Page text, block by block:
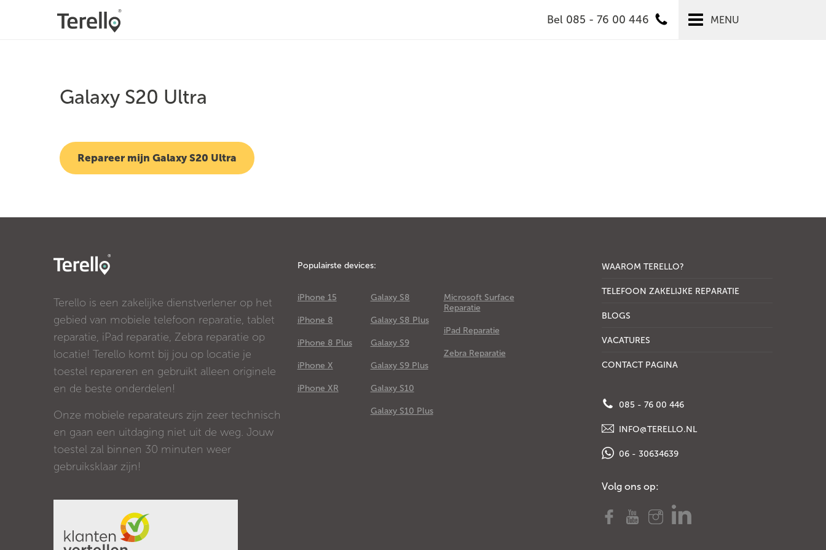
Bel 085 - 76 00 446 MENU
Galaxy S20 Ultra
Repareer mijn Galaxy S20 Ultra
Terello is een zakelijke dienstverlener op het
gebied van mobiele telefoon reparatie, tablet
reparatie, iPad reparatie, Zebra reparatie op
locatie! Terello komt bij jou op locatie je
toestel repareren en gebruikt alleen originele
en de beste onderdelen!
Onze mobiele reparateurs zijn zeer technisch
en gaan een uitdaging niet uit de weg. Jouw
toestel zal binnen 30 minuten weer
gebruiksklaar zijn!
Populairste devices:
iPhone 15
iPhone 8
iPhone 8 Plus
iPhone X
iPhone XR
Galaxy S8
Galaxy S8 Plus
Galaxy S9
Galaxy S9 Plus
Galaxy S10
Galaxy S10 Plus
Microsoft Surface
Reparatie
iPad Reparatie
Zebra Reparatie
WAAROM TERELLO?
TELEFOON ZAKELIJKE REPARATIE
BLOGS
VACATURES
CONTACT PAGINA
085 - 76 00 446
INFO@TERELLO.NL
06 - 30634639
Volg ons op: